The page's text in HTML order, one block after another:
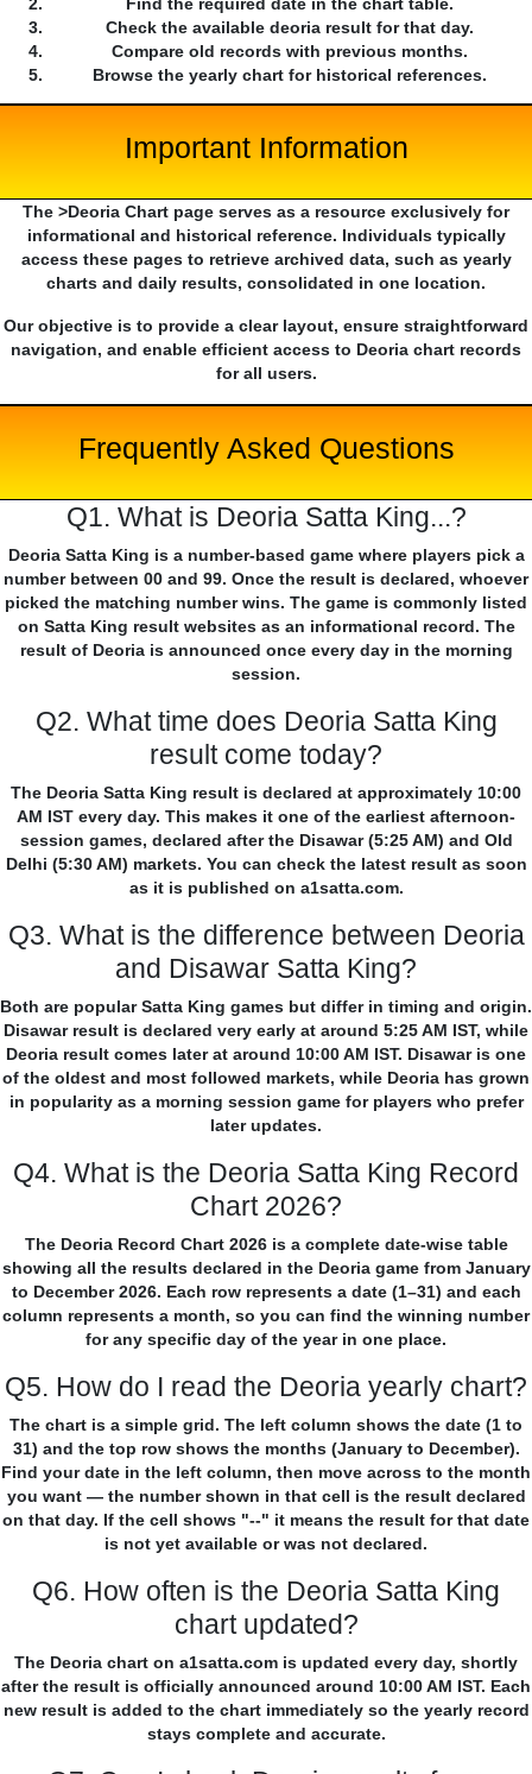
Find the required date in the chart table.
Check the available deoria result for that day.
Compare old records with previous months.
Browse the yearly chart for historical references.
Important Information
The >Deoria Chart page serves as a resource exclusively for
informational and historical reference. Individuals typically
access these pages to retrieve archived data, such as yearly
charts and daily results, consolidated in one location.
Our objective is to provide a clear layout, ensure straightforward
navigation, and enable efficient access to Deoria chart records
for all users.
Frequently Asked Questions
Q1. What is Deoria Satta King...?
Deoria Satta King is a number-based game where players pick a
number between 00 and 99. Once the result is declared, whoever
picked the matching number wins. The game is commonly listed
on Satta King result websites as an informational record. The
result of Deoria is announced once every day in the morning
session.
Q2. What time does Deoria Satta King
result come today?
The Deoria Satta King result is declared at approximately 10:00
AM IST every day. This makes it one of the earliest afternoon-
session games, declared after the Disawar (5:25 AM) and Old
Delhi (5:30 AM) markets. You can check the latest result as soon
as it is published on a1satta.com.
Q3. What is the difference between Deoria
and Disawar Satta King?
Both are popular Satta King games but differ in timing and origin.
Disawar result is declared very early at around 5:25 AM IST, while
Deoria result comes later at around 10:00 AM IST. Disawar is one
of the oldest and most followed markets, while Deoria has grown
in popularity as a morning session game for players who prefer
later updates.
Q4. What is the Deoria Satta King Record
Chart 2026?
The Deoria Record Chart 2026 is a complete date-wise table
showing all the results declared in the Deoria game from January
to December 2026. Each row represents a date (1–31) and each
column represents a month, so you can find the winning number
for any specific day of the year in one place.
Q5. How do I read the Deoria yearly chart?
The chart is a simple grid. The left column shows the date (1 to
31) and the top row shows the months (January to December).
Find your date in the left column, then move across to the month
you want — the number shown in that cell is the result declared
on that day. If the cell shows "--" it means the result for that date
is not yet available or was not declared.
Q6. How often is the Deoria Satta King
chart updated?
The Deoria chart on a1satta.com is updated every day, shortly
after the result is officially announced around 10:00 AM IST. Each
new result is added to the chart immediately so the yearly record
stays complete and accurate.